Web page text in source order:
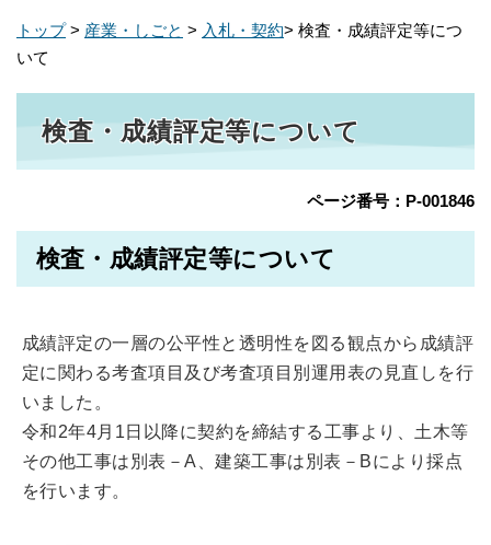
トップ> 産業・しごと > 入札・契約> 検査・成績評定等につ
いて
検査・成績評定等について
ページ番号：P-001846
検査・成績評定等について
成績評定の一層の公平性と透明性を図る観点から成績評
定に関わる考査項目及び考査項目別運用表の見直しを行
いました。
令和2年4月1日以降に契約を締結する工事より、土木等
その他工事は別表－A、建築工事は別表－Bにより採点
を行います。